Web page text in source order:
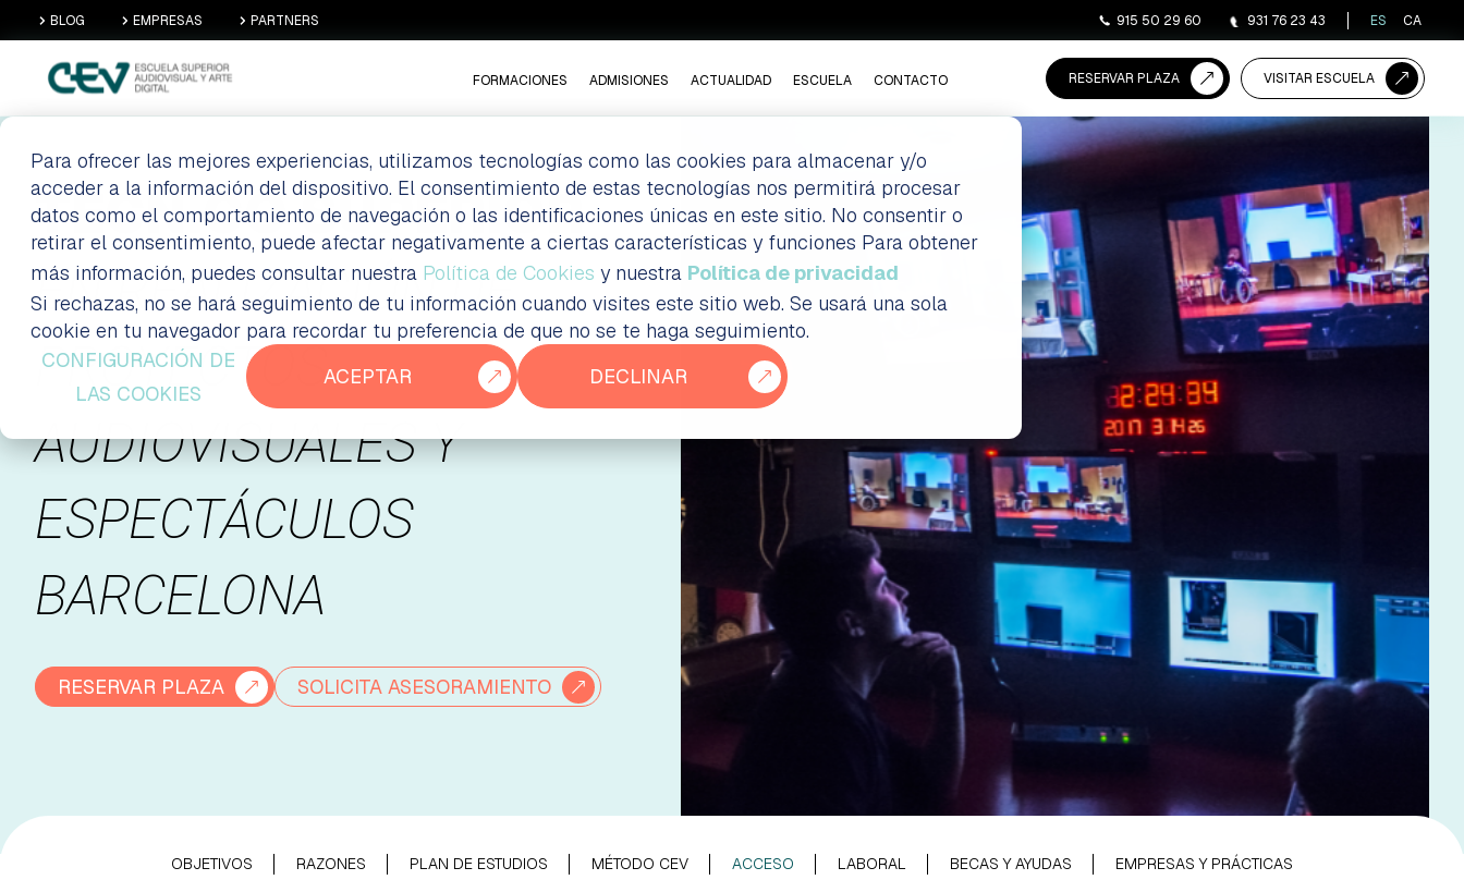
Para ofrecer las mejores experiencias, utilizamos tecnologías como las cookies para almacenar y/o
acceder a la información del dispositivo. El consentimiento de estas tecnologías nos permitirá procesar
datos como el comportamiento de navegación o las identificaciones únicas en este sitio. No consentir o
retirar el consentimiento, puede afectar negativamente a ciertas características y funciones Para obtener
más información, puedes consultar nuestra Política de Cookies y nuestra Política de privacidad
Si rechazas, no se hará seguimiento de tu información cuando visites este sitio web. Se usará una sola
cookie en tu navegador para recordar tu preferencia de que no se te haga seguimiento.
CONFIGURACIÓN DE
LAS COOKIES
ACEPTAR DECLINAR
BLOG EMPRESAS PARTNERS 915 50 29 60 931 76 23 43 ES CA
FORMACIONES ADMISIONES ACTUALIDAD ESCUELA CONTACTO RESERVAR PLAZA VISITAR ESCUELA
TÉCNICO SUPERIOR
EN REALIZACIÓN DE
PROYECTOS
AUDIOVISUALES Y
ESPECTÁCULOS
BARCELONA
RESERVAR PLAZA SOLICITA ASESORAMIENTO
OBJETIVOS RAZONES PLAN DE ESTUDIOS MÉTODO CEV ACCESO LABORAL BECAS Y AYUDAS EMPRESAS Y PRÁCTICAS